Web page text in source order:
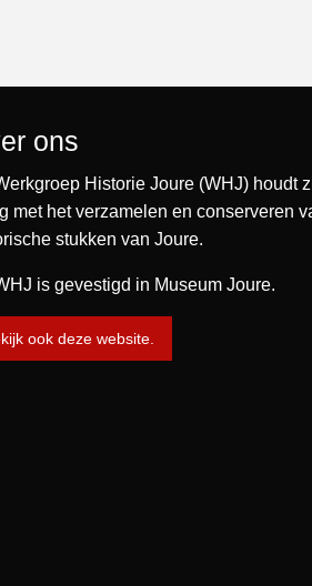
ons
Historie Joure (WHJ) houdt
met het verzamelen en conserveren
stukken van Joure.
is gevestigd in Museum Joure.
ook deze website.